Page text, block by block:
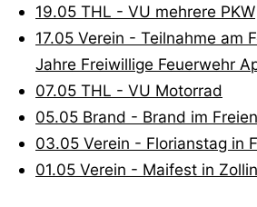
19.05 THL - VU mehrere PKW
17.05 Verein - Teilnahme am
Jahre Freiwillige Feuerwehr
07.05 THL - VU Motorrad
05.05 Brand - Brand im Freien
03.05 Verein - Florianstag in
01.05 Verein - Maifest in